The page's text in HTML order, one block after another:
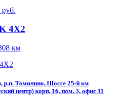
руб.
4X2
км
Томилино, Шоссе 25-й км
центр) корп. 16, пом. 3, офис 11